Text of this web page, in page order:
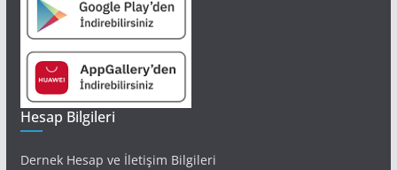
Hesap Bilgileri
Dernek Hesap ve İletişim Bilgileri